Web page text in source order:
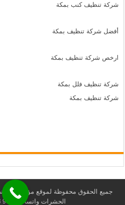
شركة تنظيف كنب بمكة
أفضل شركة تنظيف بمكة
ارخص شركة تنظيف بمكة
شركة تنظيف فلل بمكة
شركة تنظيف بمكة
جميع الحقوق محفوظة لموقع مؤسسة
الحشرات واتساب +966 53 567 7800